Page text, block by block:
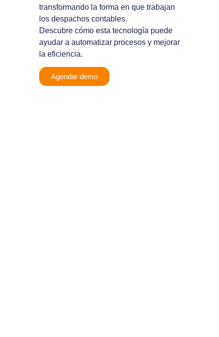
transformando la forma en que trabajan
los despachos contables.
Descubre cómo esta tecnología puede
ayudar a automatizar procesos y mejorar
la eficiencia.
Agendar demo